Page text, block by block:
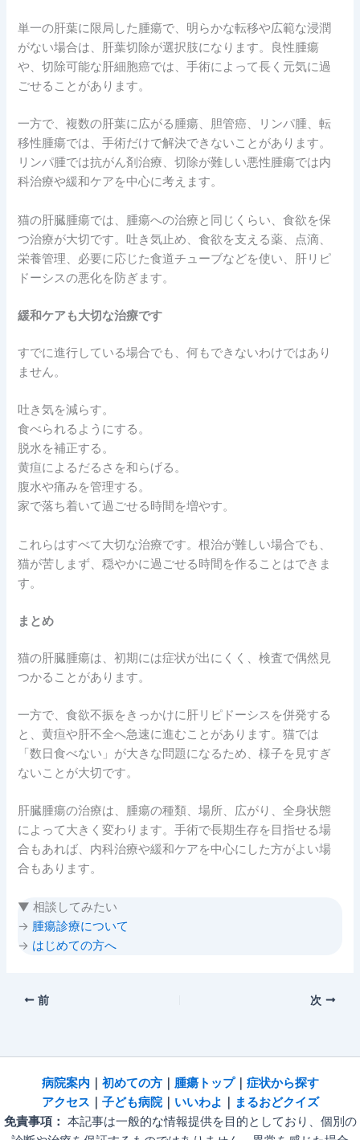
単一の肝葉に限局した腫瘍で、明らかな転移や広範な浸潤
がない場合は、肝葉切除が選択肢になります。良性腫瘍
や、切除可能な肝細胞癌では、手術によって長く元気に過
ごせることがあります。
一方で、複数の肝葉に広がる腫瘍、胆管癌、リンパ腫、転
移性腫瘍では、手術だけで解決できないことがあります。
リンパ腫では抗がん剤治療、切除が難しい悪性腫瘍では内
科治療や緩和ケアを中心に考えます。
猫の肝臓腫瘍では、腫瘍への治療と同じくらい、食欲を保
つ治療が大切です。吐き気止め、食欲を支える薬、点滴、
栄養管理、必要に応じた食道チューブなどを使い、肝リピ
ドーシスの悪化を防ぎます。
緩和ケアも大切な治療です
すでに進行している場合でも、何もできないわけではあり
ません。
吐き気を減らす。
食べられるようにする。
脱水を補正する。
黄疸によるだるさを和らげる。
腹水や痛みを管理する。
家で落ち着いて過ごせる時間を増やす。
これらはすべて大切な治療です。根治が難しい場合でも、
猫が苦しまず、穏やかに過ごせる時間を作ることはできま
す。
まとめ
猫の肝臓腫瘍は、初期には症状が出にくく、検査で偶然見
つかることがあります。
一方で、食欲不振をきっかけに肝リピドーシスを併発する
と、黄疸や肝不全へ急速に進むことがあります。猫では
「数日食べない」が大きな問題になるため、様子を見すぎ
ないことが大切です。
肝臓腫瘍の治療は、腫瘍の種類、場所、広がり、全身状態
によって大きく変わります。手術で長期生存を目指せる場
合もあれば、内科治療や緩和ケアを中心にした方がよい場
合もあります。
▼ 相談してみたい
→ 腫瘍診療について
→ はじめての方へ
前 次
病院案内 ｜ 初めての方｜ 腫瘍トップ｜ 症状から探す
アクセス ｜ 子ども病院｜ いいわよ ｜ まるおどクイズ
免責事項： 本記事は一般的な情報提供を目的としており、個別の